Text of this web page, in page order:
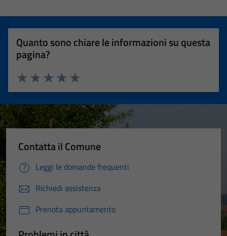
Quanto sono chiare le informazioni su questa
pagina?
Valuta 5 stelle su 5
Valuta 4 stelle su 5
Valuta 3 stelle su 5
Valuta 2 stelle su 5
Valuta 1 stelle su 5
Contatta il Comune
Leggi le domande frequenti
Richiedi assistenza
Prenota appuntamento
sono necessari